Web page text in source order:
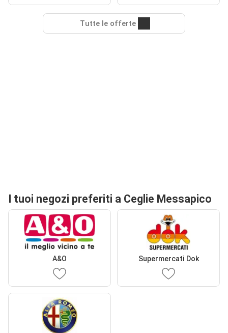
Tutte le offerte
I tuoi negozi preferiti a Ceglie Messapico
A&O Supermercati Dok